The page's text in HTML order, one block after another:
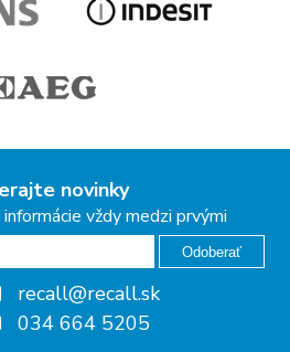
novinky
vždy medzi prvými
Odoberať
recall@recall.sk
034 664 5205